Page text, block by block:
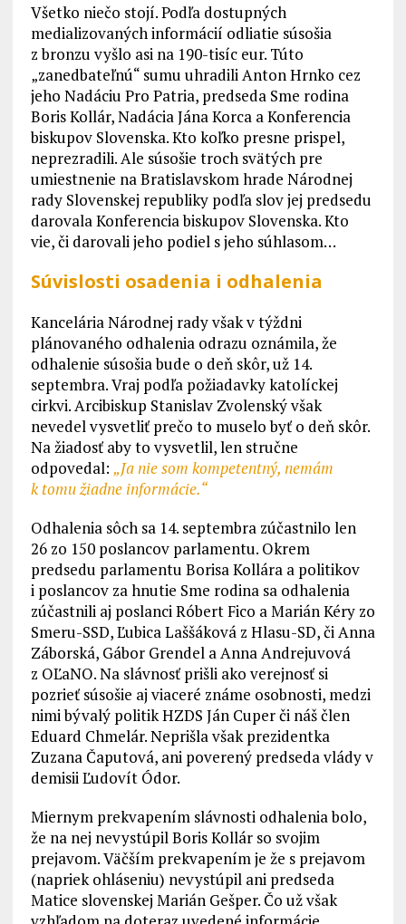
Všetko niečo stojí. Podľa dostupných
medializovaných informácií odliatie súsošia
z bronzu vyšlo asi na 190-tisíc eur. Túto
„zanedbateľnú“ sumu uhradili Anton Hrnko cez
jeho Nadáciu Pro Patria, predseda Sme rodina
Boris Kollár, Nadácia Jána Korca a Konferencia
biskupov Slovenska. Kto koľko presne prispel,
neprezradili. Ale súsošie troch svätých pre
umiestnenie na Bratislavskom hrade Národnej
rady Slovenskej republiky podľa slov jej predsedu
darovala Konferencia biskupov Slovenska. Kto
vie, či darovali jeho podiel s jeho súhlasom…
Súvislosti osadenia i odhalenia
Kancelária Národnej rady však v týždni
plánovaného odhalenia odrazu oznámila, že
odhalenie súsošia bude o deň skôr, už 14.
septembra. Vraj podľa požiadavky katolíckej
cirkvi. Arcibiskup Stanislav Zvolenský však
nevedel vysvetliť prečo to muselo byť o deň skôr.
Na žiadosť aby to vysvetlil, len stručne
odpovedal: „Ja nie som kompetentný, nemám
k tomu žiadne informácie.“
Odhalenia sôch sa 14. septembra zúčastnilo len
26 zo 150 poslancov parlamentu. Okrem
predsedu parlamentu Borisa Kollára a politikov
i poslancov za hnutie Sme rodina sa odhalenia
zúčastnili aj poslanci Róbert Fico a Marián Kéry zo
Smeru-SSD, Ľubica Laššáková z Hlasu-SD, či Anna
Záborská, Gábor Grendel a Anna Andrejuvová
z OĽaNO. Na slávnosť prišli ako verejnosť si
pozrieť súsošie aj viaceré známe osobnosti, medzi
nimi bývalý politik HZDS Ján Cuper či náš člen
Eduard Chmelár. Neprišla však prezidentka
Zuzana Čaputová, ani poverený predseda vlády v
demisii Ľudovít Ódor.
Miernym prekvapením slávnosti odhalenia bolo,
že na nej nevystúpil Boris Kollár so svojim
prejavom. Väčším prekvapením je že s prejavom
(napriek ohláseniu) nevystúpil ani predseda
Matice slovenskej Marián Gešper. Čo už však